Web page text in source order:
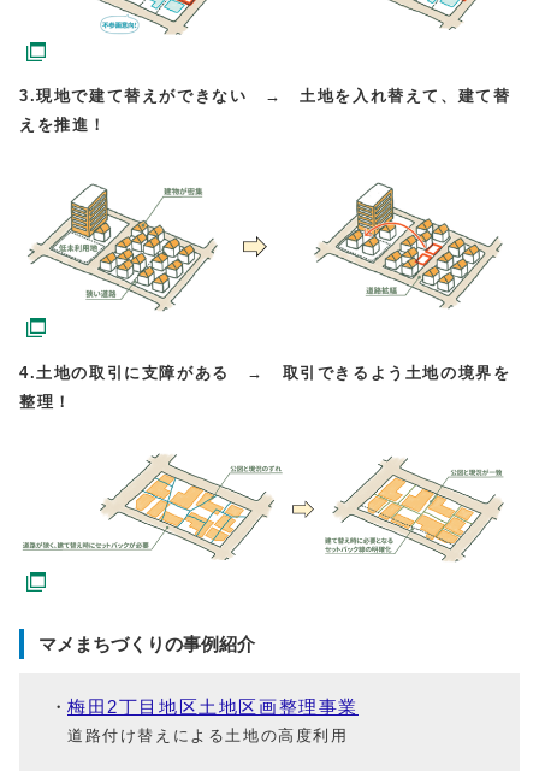
3.現地で建て替えができない → 土地を入れ替えて、建て替
えを推進！
4.土地の取引に支障がある → 取引できるよう土地の境界を
整理！
マメまちづくりの事例紹介
梅田2丁目地区土地区画整理事業
道路付け替えによる土地の高度利用